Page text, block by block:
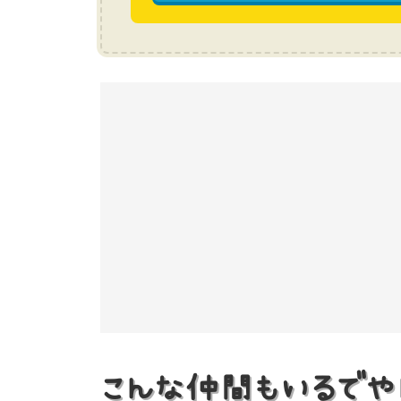
こんな仲間もいるで